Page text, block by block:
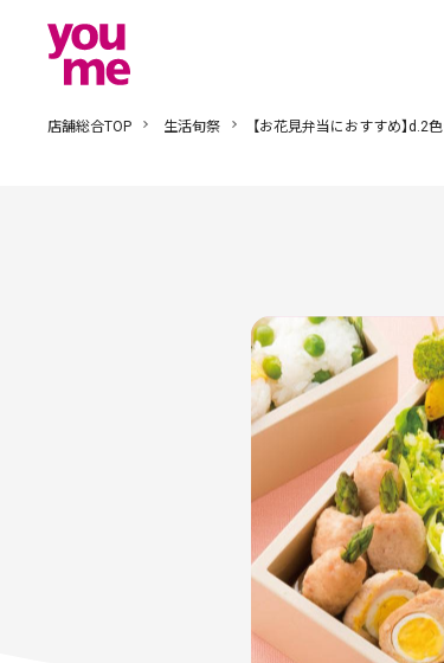
店舗総合TOP 生活旬祭 【お花見弁当におすすめ】d.2